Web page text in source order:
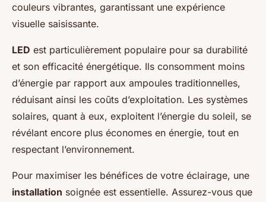
couleurs vibrantes, garantissant une expérience
visuelle saisissante.
LED est particulièrement populaire pour sa durabilité
et son efficacité énergétique. Ils consomment moins
d’énergie par rapport aux ampoules traditionnelles,
réduisant ainsi les coûts d’exploitation. Les systèmes
solaires, quant à eux, exploitent l’énergie du soleil, se
révélant encore plus économes en énergie, tout en
respectant l’environnement.
Pour maximiser les bénéfices de votre éclairage, une
installation soignée est essentielle. Assurez-vous que